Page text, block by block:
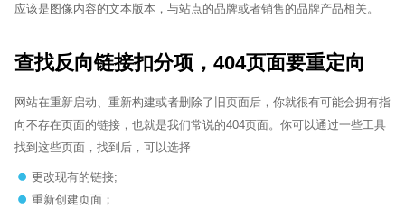
应该是图像内容的文本版本，与站点的品牌或者销售的品牌产品相关。
查找反向链接扣分项，404页面要重定向
网站在重新启动、重新构建或者删除了旧页面后，你就很有可能会拥有指
向不存在页面的链接，也就是我们常说的404页面。你可以通过一些工具
找到这些页面，找到后，可以选择
更改现有的链接;
重新创建页面；